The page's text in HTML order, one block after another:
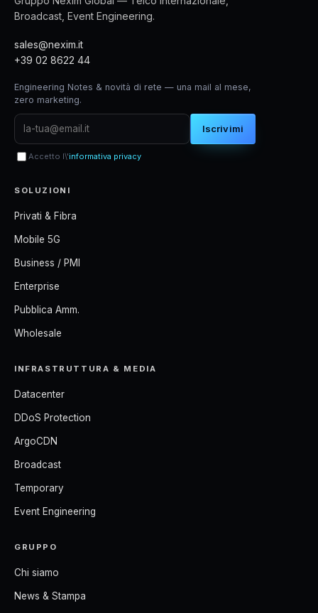
Broadcast, Event Engineering.
sales@nexim.it
+39 02 8622 44
Engineering Notes & novità di rete — una mail al mese,
zero marketing.
Iscrivimi
Accetto l\'informativa privacy
SOLUZIONI
Privati & Fibra
Mobile 5G
Business / PMI
Enterprise
Pubblica Amm.
Wholesale
INFRASTRUTTURA & MEDIA
Datacenter
DDoS Protection
ArgoCDN
Broadcast
Temporary
Event Engineering
GRUPPO
Chi siamo
News & Stampa